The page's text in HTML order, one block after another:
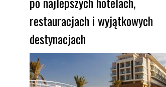
restauracjach i wyjątkowych
destynacjach